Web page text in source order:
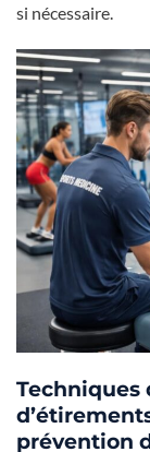
si nécessaire.
Techniques
prévention